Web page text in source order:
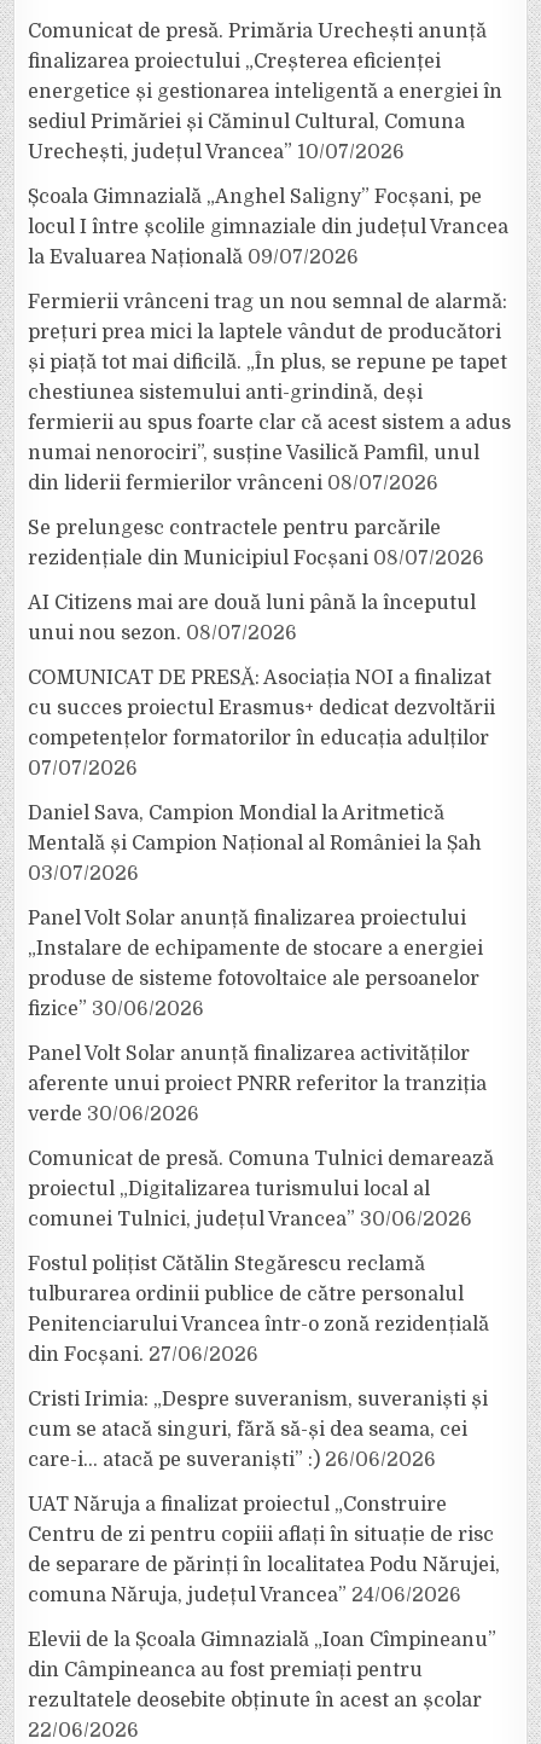
Comunicat de presă. Primăria Urechești anunță
finalizarea proiectului „Creșterea eficienței
energetice și gestionarea inteligentă a energiei în
sediul Primăriei și Căminul Cultural, Comuna
Urechești, județul Vrancea” 10/07/2026
Școala Gimnazială „Anghel Saligny” Focșani, pe
locul I între școlile gimnaziale din județul Vrancea
la Evaluarea Națională 09/07/2026
Fermierii vrânceni trag un nou semnal de alarmă:
prețuri prea mici la laptele vândut de producători
și piață tot mai dificilă. „În plus, se repune pe tapet
chestiunea sistemului anti-grindină, deși
fermierii au spus foarte clar că acest sistem a adus
numai nenorociri”, susține Vasilică Pamfil, unul
din liderii fermierilor vrânceni 08/07/2026
Se prelungesc contractele pentru parcările
rezidențiale din Municipiul Focșani 08/07/2026
AI Citizens mai are două luni până la începutul
unui nou sezon. 08/07/2026
COMUNICAT DE PRESĂ: Asociația NOI a finalizat
cu succes proiectul Erasmus+ dedicat dezvoltării
competențelor formatorilor în educația adulților
07/07/2026
Daniel Sava, Campion Mondial la Aritmetică
Mentală și Campion Național al României la Șah
03/07/2026
Panel Volt Solar anunță finalizarea proiectului
„Instalare de echipamente de stocare a energiei
produse de sisteme fotovoltaice ale persoanelor
fizice” 30/06/2026
Panel Volt Solar anunță finalizarea activităților
aferente unui proiect PNRR referitor la tranziția
verde 30/06/2026
Comunicat de presă. Comuna Tulnici demarează
proiectul „Digitalizarea turismului local al
comunei Tulnici, județul Vrancea” 30/06/2026
Fostul polițist Cătălin Stegărescu reclamă
tulburarea ordinii publice de către personalul
Penitenciarului Vrancea într-o zonă rezidențială
din Focșani. 27/06/2026
Cristi Irimia: „Despre suveranism, suveraniști și
cum se atacă singuri, fără să-și dea seama, cei
care-i… atacă pe suveraniști” :) 26/06/2026
UAT Năruja a finalizat proiectul „Construire
Centru de zi pentru copiii aflați în situație de risc
de separare de părinți în localitatea Podu Nărujei,
comuna Năruja, județul Vrancea” 24/06/2026
Elevii de la Școala Gimnazială „Ioan Cîmpineanu”
din Câmpineanca au fost premiați pentru
rezultatele deosebite obținute în acest an școlar
22/06/2026